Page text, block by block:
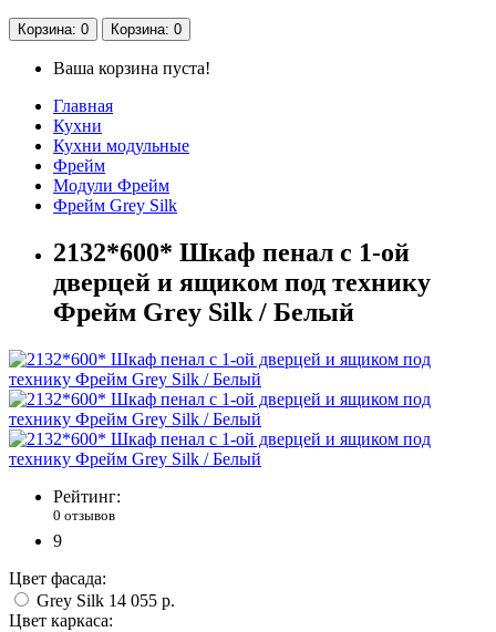
Корзина: 0 Корзина: 0
Ваша корзина пуста!
Главная
Кухни
Кухни модульные
Фрейм
Модули Фрейм
Фрейм Grey Silk
2132*600* Шкаф пенал с 1-ой
дверцей и ящиком под технику
Фрейм Grey Silk / Белый
Рейтинг:
0 отзывов
9
Цвет фасада:
Grey Silk 14 055 р.
Цвет каркаса: